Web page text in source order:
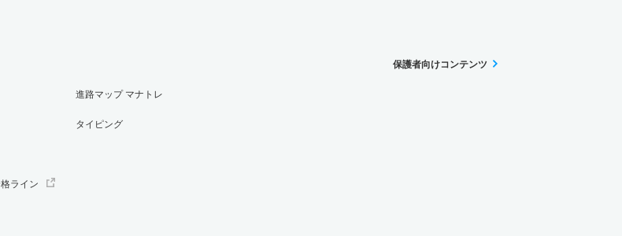
ライン
進路マップ マナトレ
タイピング
保護者向けコンテンツ